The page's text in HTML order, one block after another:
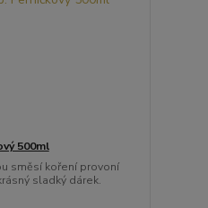
500ml
směsí koření provoní
sladký dárek.